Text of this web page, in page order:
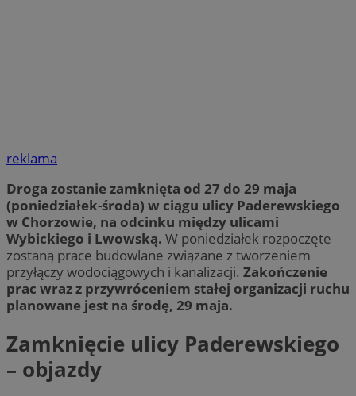
reklama
Droga zostanie zamknięta od 27 do 29 maja
(poniedziałek-środa) w ciągu ulicy Paderewskiego
w Chorzowie, na odcinku między ulicami
Wybickiego i Lwowską. W poniedziałek rozpoczęte
zostaną prace budowlane związane z tworzeniem
przyłączy wodociągowych i kanalizacji. Zakończenie
prac wraz z przywróceniem stałej organizacji ruchu
planowane jest na środę, 29 maja.
Zamknięcie ulicy Paderewskiego
– objazdy